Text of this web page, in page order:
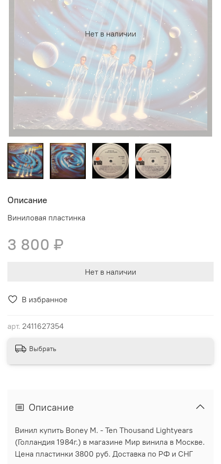
В избранное
арт. 2411627354
Нет в наличии
Описание
Виниловая пластинка
3 800 ₽
Нет в наличии
Выбрать
Описание
Винил купить Boney M. - Ten Thousand Lightyears
(Голландия 1984г.) в магазине Мир винила в Москве.
Цена пластинки 3800 руб. Доставка по РФ и СНГ